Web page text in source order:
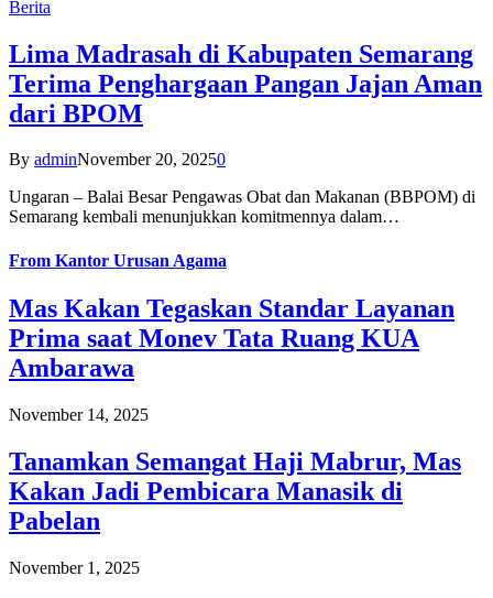
Berita
Lima Madrasah di Kabupaten Semarang
Terima Penghargaan Pangan Jajan Aman
dari BPOM
By adminNovember 20, 20250
Ungaran – Balai Besar Pengawas Obat dan Makanan (BBPOM) di
Semarang kembali menunjukkan komitmennya dalam…
From Kantor Urusan Agama
Mas Kakan Tegaskan Standar Layanan
Prima saat Monev Tata Ruang KUA
Ambarawa
November 14, 2025
Tanamkan Semangat Haji Mabrur, Mas
Kakan Jadi Pembicara Manasik di
Pabelan
November 1, 2025